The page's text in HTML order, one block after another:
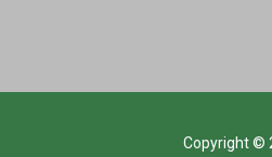
Copyright ©